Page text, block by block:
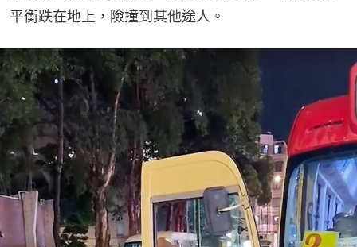
平衡跌在地上，險撞到其他途人。